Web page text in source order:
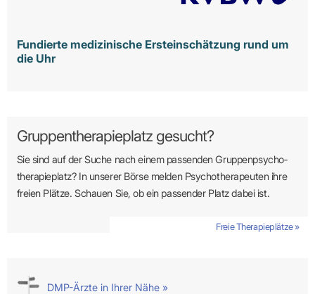
Fundierte medizinische Ersteinschätzung rund um
die Uhr
Gruppentherapieplatz gesucht?
Sie sind auf der Suche nach einem passenden Gruppen­psycho­
therapie­platz? In unserer Börse melden Psycho­­thera­­peuten ihre
freien Plätze. Schauen Sie, ob ein passender Platz dabei ist.
Freie Therapieplätze »
DMP-Ärzte in Ihrer Nähe »